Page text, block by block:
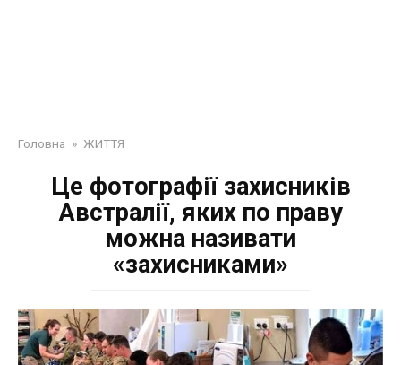
Головна » ЖИТТЯ
Це фотографії захисників
Австралії, яких по праву
можна називати
«захисниками»